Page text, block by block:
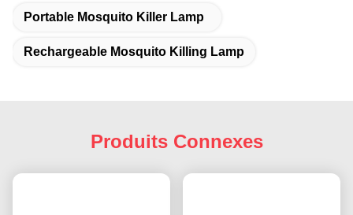
Portable Mosquito Killer Lamp
Rechargeable Mosquito Killing Lamp
Produits Connexes